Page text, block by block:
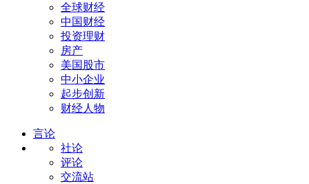
全球财经
中国财经
投资理财
房产
美国股市
中小企业
起步创新
财经人物
言论
社论
评论
交流站